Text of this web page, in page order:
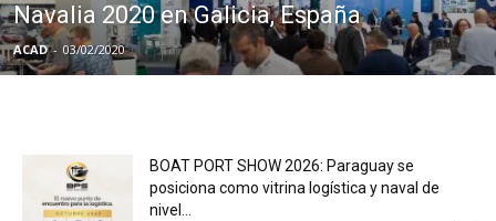
Navalia 2020 en Galicia, España
ACAD - 03/02/2020
BOAT PORT SHOW 2026: Paraguay se
posiciona como vitrina logística y naval de
nivel...